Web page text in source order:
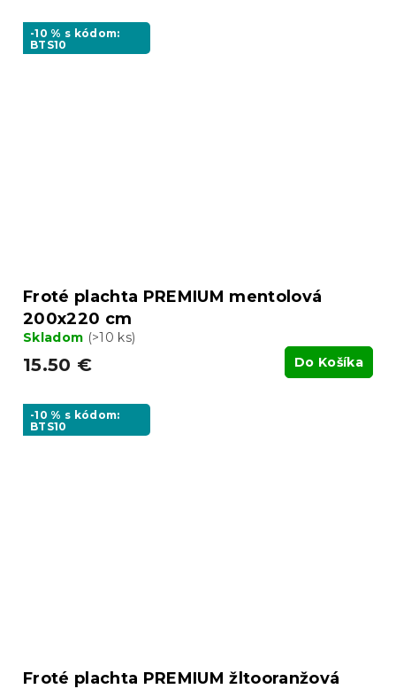
-10 % s kódom:
BTS10
Froté plachta PREMIUM mentolová
200x220 cm
Skladom (>10 ks)
15.50 € Do Košíka
-10 % s kódom:
BTS10
Froté plachta PREMIUM žltooranžová